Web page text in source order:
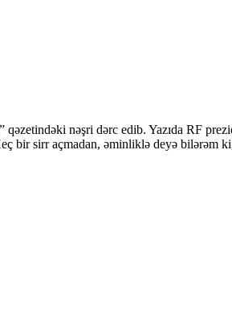
nəşri dərc edib. Yazıda RF
bir sirr açmadan, əminliklə deyə bilərəm